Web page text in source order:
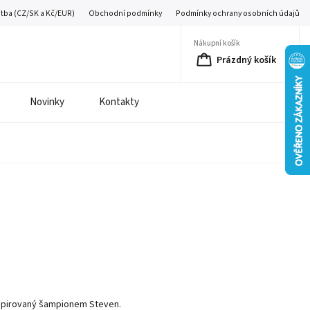
(CZ/SK a Kč/EUR) Obchodní podmínky Podmínky ochrany osobních údajů
Nákupní košík
Prázdný košík
Novinky Kontakty
šampionem Steven.